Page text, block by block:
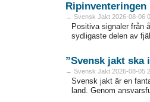
→ Svensk Jakt 2026-08-06
Positiva signaler från
sydligaste delen av
”Svensk jakt ska
→ Svensk Jakt 2026-08-05
Svensk jakt är en
land. Genom